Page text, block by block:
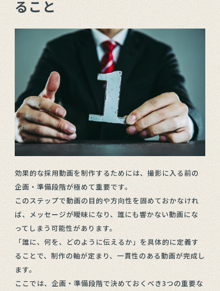
ること
効果的な採用動画を制作するためには、撮影に入る前の
企画・準備段階が極めて重要です。
このステップで動画の目的や方向性を固めておかなけれ
ば、メッセージが曖昧になり、誰にも響かない動画にな
ってしまう可能性があります。
「誰に、何を、どのように伝えるか」を具体的に定義す
ることで、制作の軸が定まり、一貫性のある動画が完成し
ます。
ここでは、企画・準備段階で決めておくべき3つの重要な